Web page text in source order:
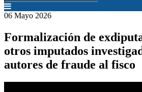
06 Mayo 2026
Formalización de
otros imputados
autores de fraude al fisco